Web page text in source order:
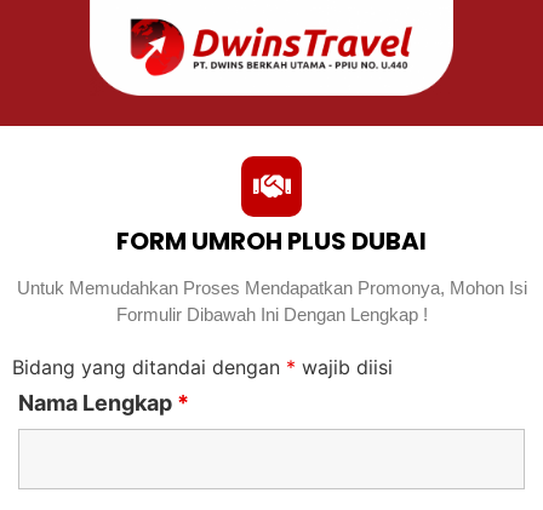
FORM UMROH PLUS DUBAI
Untuk Memudahkan Proses Mendapatkan Promonya, Mohon Isi
Formulir Dibawah Ini Dengan Lengkap !
Bidang yang ditandai dengan * wajib diisi
Nama Lengkap *